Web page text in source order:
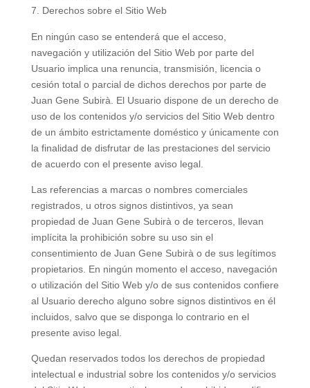
Derechos sobre el Sitio Web
En ningún caso se entenderá que el acceso,
navegación y utilización del Sitio Web por parte del
Usuario implica una renuncia, transmisión, licencia o
cesión total o parcial de dichos derechos por parte de
Juan Gene Subirà. El Usuario dispone de un derecho de
uso de los contenidos y/o servicios del Sitio Web dentro
de un ámbito estrictamente doméstico y únicamente con
la finalidad de disfrutar de las prestaciones del servicio
de acuerdo con el presente aviso legal.
Las referencias a marcas o nombres comerciales
registrados, u otros signos distintivos, ya sean
propiedad de Juan Gene Subirà o de terceros, llevan
implícita la prohibición sobre su uso sin el
consentimiento de Juan Gene Subirà o de sus legítimos
propietarios. En ningún momento el acceso, navegación
o utilización del Sitio Web y/o de sus contenidos confiere
al Usuario derecho alguno sobre signos distintivos en él
incluidos, salvo que se disponga lo contrario en el
presente aviso legal.
Quedan reservados todos los derechos de propiedad
intelectual e industrial sobre los contenidos y/o servicios